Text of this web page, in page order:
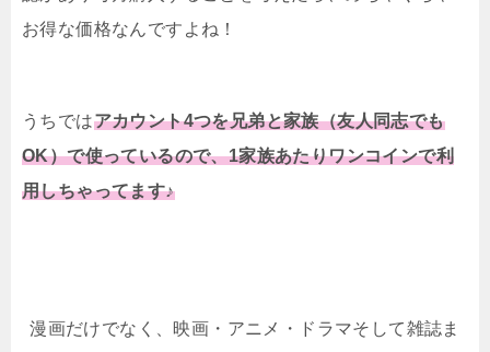
お得な価格なんですよね！
うちではアカウント4つを兄弟と家族（友人同志でも
OK）で使っているので、1家族あたりワンコインで利
用しちゃってます♪
漫画だけでなく、映画・アニメ・ドラマそして雑誌ま